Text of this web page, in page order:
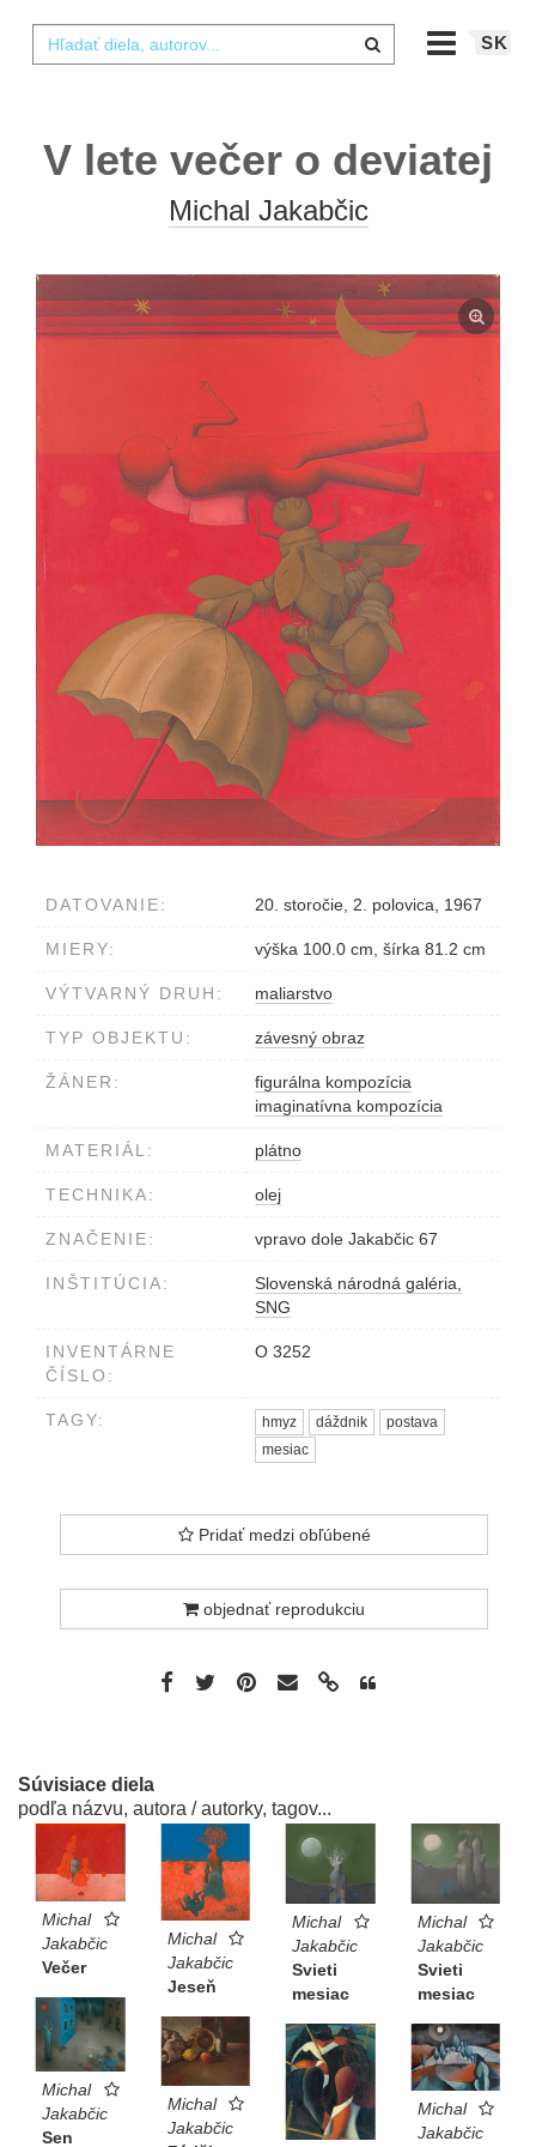
SK
V lete večer o deviatej
Michal Jakabčic
DATOVANIE: 20. storočie, 2. polovica, 1967
MIERY: výška 100.0 cm, šírka 81.2 cm
VÝTVARNÝ DRUH: maliarstvo
TYP OBJEKTU: závesný obraz
ŽÁNER:
figurálna kompozícia
imaginatívna kompozícia
MATERIÁL: plátno
TECHNIKA: olej
ZNAČENIE: vpravo dole Jakabčic 67
INŠTITÚCIA:
Slovenská národná galéria,
SNG
INVENTÁRNE
ČÍSLO:
O 3252
TAGY: hmyz dáždnik
postava
mesiac
Pridať medzi obľúbené
objednať reprodukciu
Súvisiace diela
podľa názvu, autora / autorky, tagov...
Michal
Jakabčic
Večer
Michal
Jakabčic
Jeseň
Michal
Jakabčic
Svieti
mesiac
Michal
Jakabčic
Svieti
mesiac
Michal
Jakabčic
Sen
Michal
Jakabčic
Michal
Jakabčic